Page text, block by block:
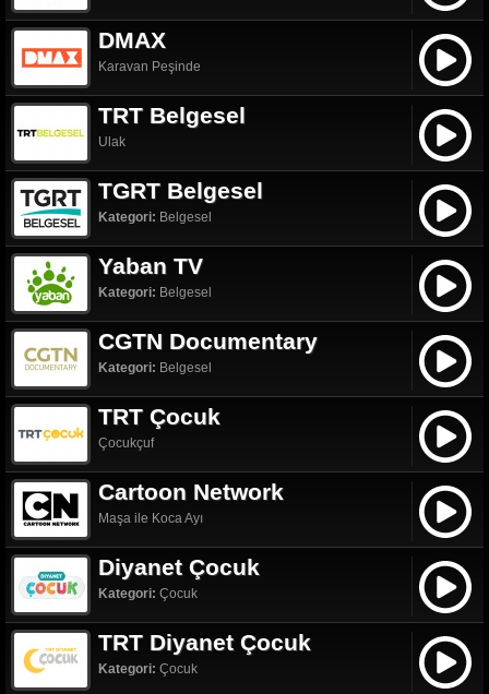
DMAX
Karavan Peşinde
TRT Belgesel
Ulak
TGRT Belgesel
Kategori: Belgesel
Yaban TV
Kategori: Belgesel
CGTN Documentary
Kategori: Belgesel
TRT Çocuk
Çocukçuf
Cartoon Network
Maşa ile Koca Ayı
Diyanet Çocuk
Kategori: Çocuk
TRT Diyanet Çocuk
Kategori: Çocuk